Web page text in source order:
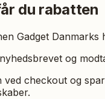
du rabatten
Gadget Danmarks
og
ved checkout og